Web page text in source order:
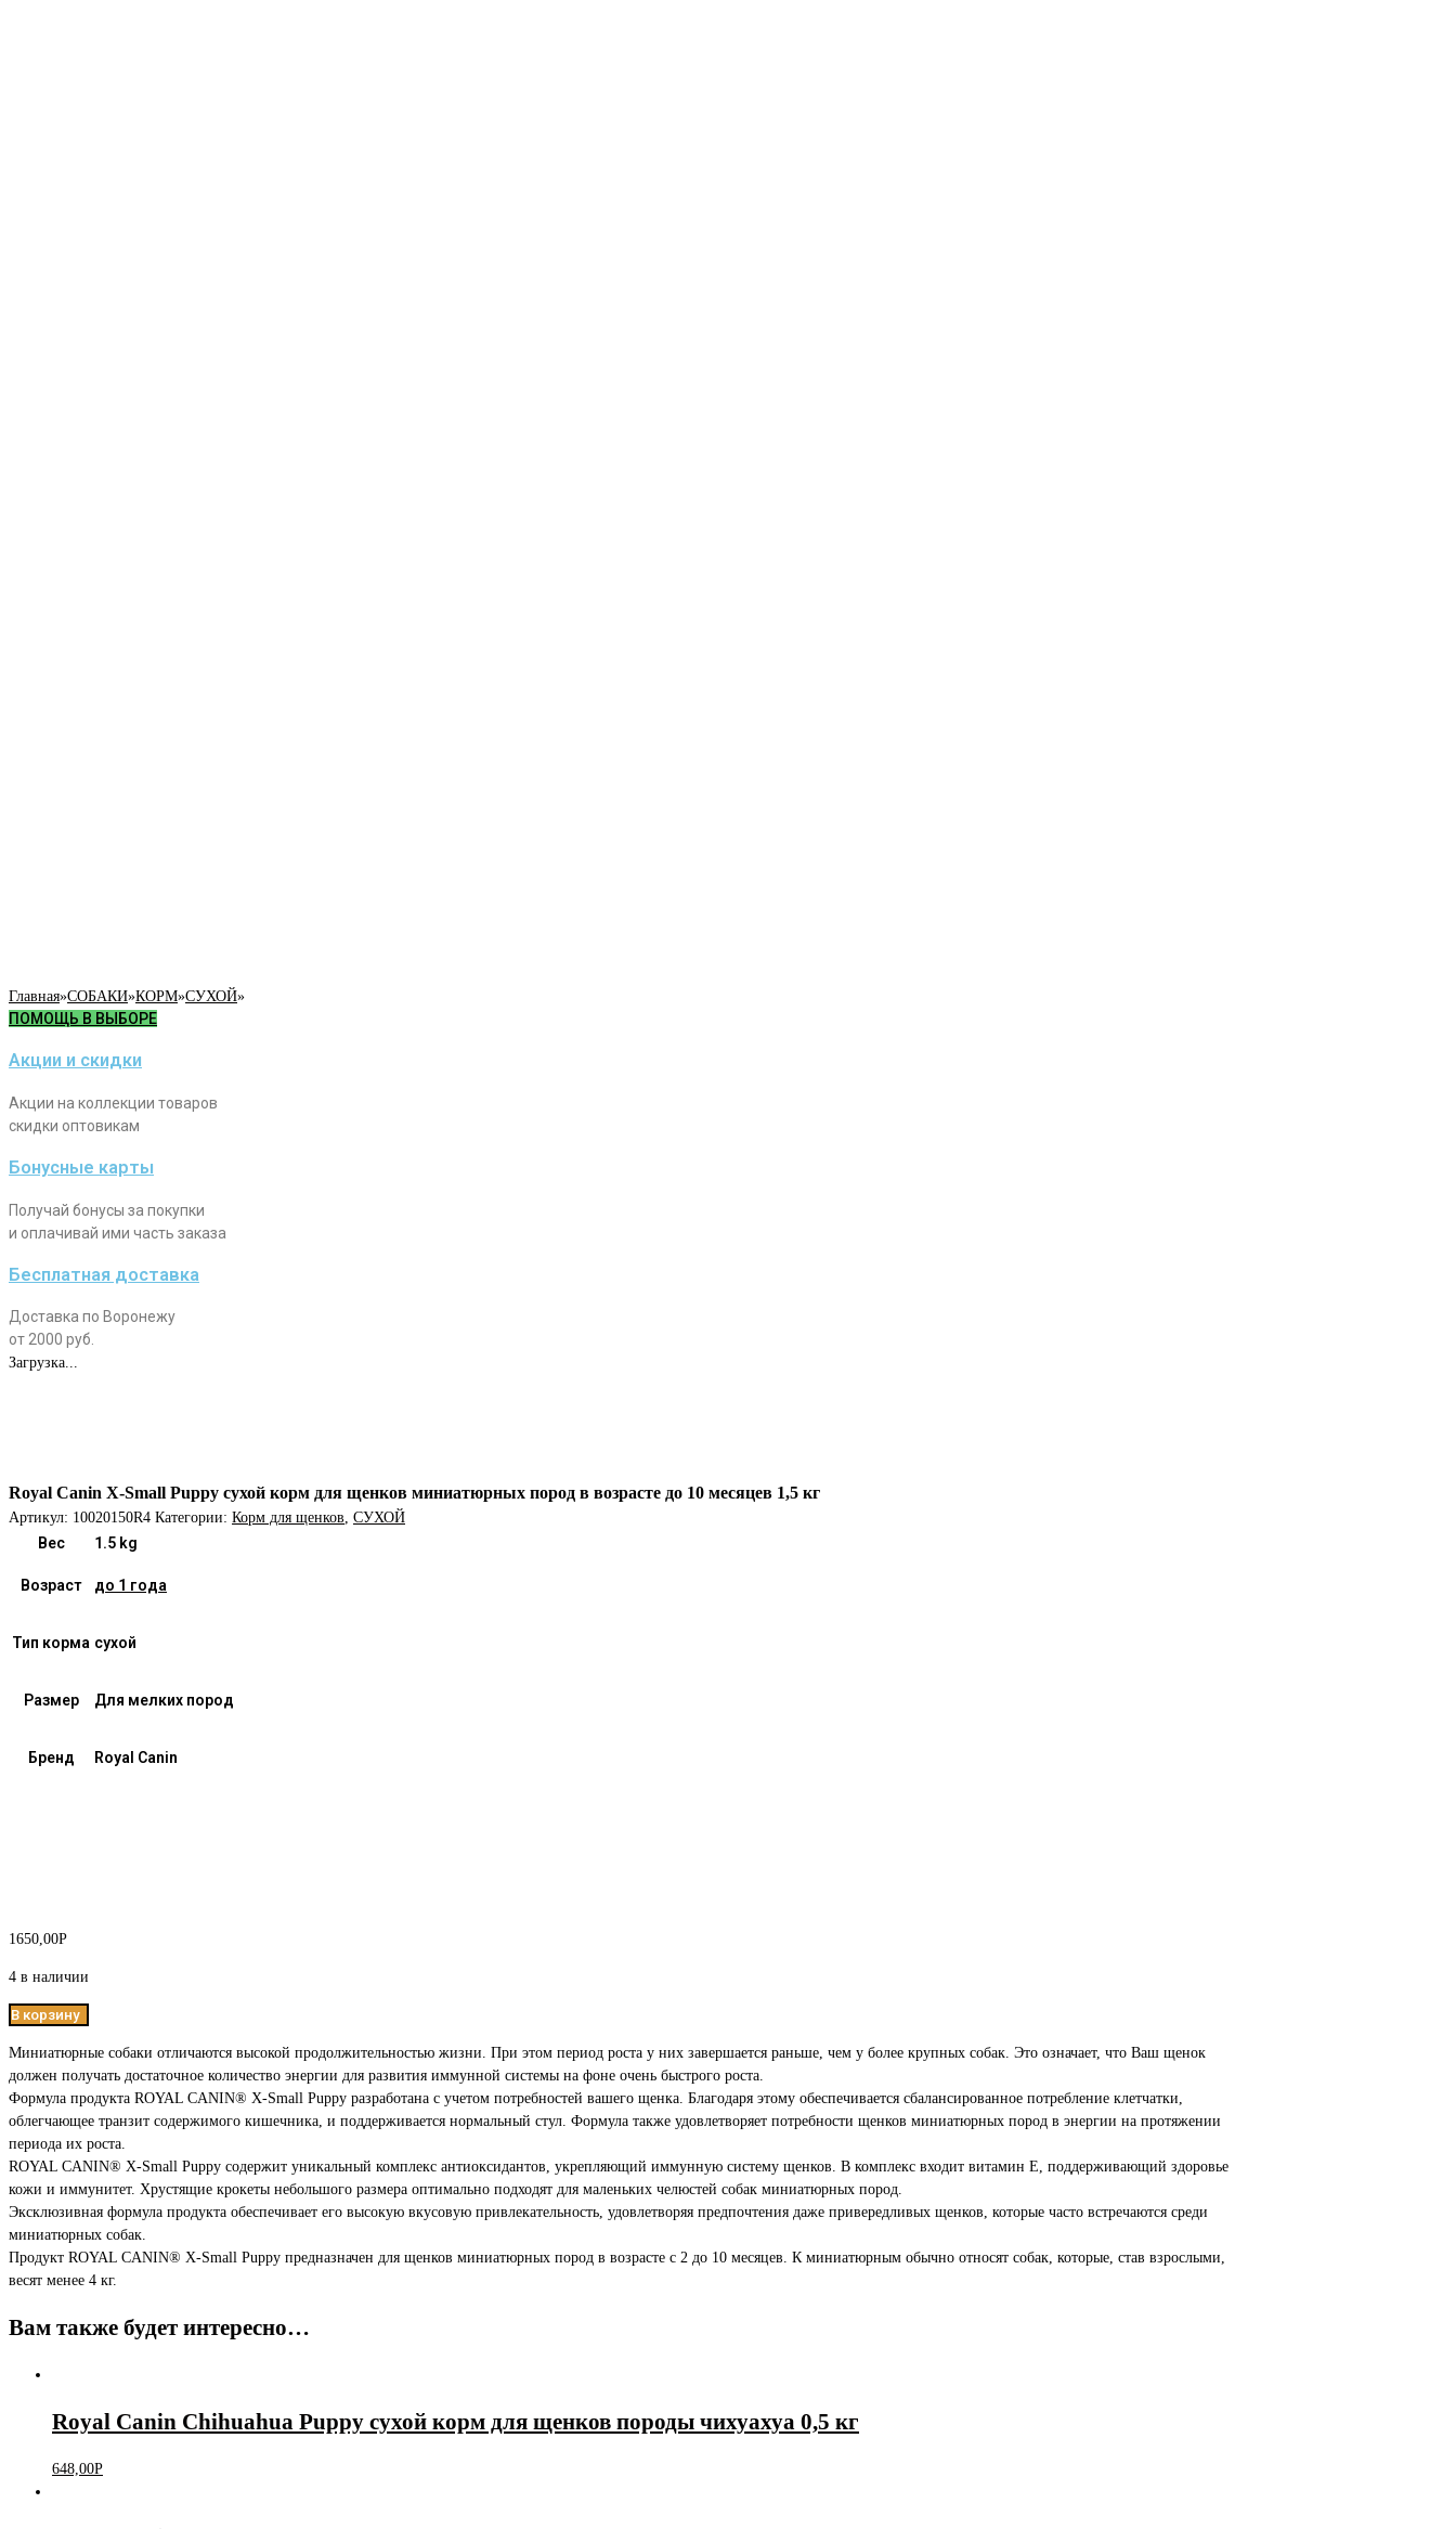
Главная»СОБАКИ»КОРМ»СУХОЙ»
ПОМОЩЬ В ВЫБОРЕ
Акции и скидки
Акции на коллекции товаров
скидки оптовикам
Бонусные карты
Получай бонусы за покупки
и оплачивай ими часть заказа
Бесплатная доставка
Доставка по Воронежу
от 2000 руб.
Загрузка...
Royal Canin X-Small Puppy сухой корм для щенков миниатюрных пород в возрасте до 10 месяцев 1,5 кг
Артикул: 10020150R4 Категории: Корм для щенков, СУХОЙ
Вес 1.5 kg
Возраст до 1 года
Тип корма сухой
Размер Для мелких пород
Бренд Royal Canin
1650,00Р
4 в наличии
В корзину
Миниатюрные собаки отличаются высокой продолжительностью жизни. При этом период роста у них завершается раньше, чем у более крупных собак. Это означает, что Ваш щенок
должен получать достаточное количество энергии для развития иммунной системы на фоне очень быстрого роста.
Формула продукта ROYAL CANIN® X-Small Puppy разработана с учетом потребностей вашего щенка. Благодаря этому обеспечивается сбалансированное потребление клетчатки,
облегчающее транзит содержимого кишечника, и поддерживается нормальный стул. Формула также удовлетворяет потребности щенков миниатюрных пород в энергии на протяжении
периода их роста.
ROYAL CANIN® X-Small Puppy содержит уникальный комплекс антиоксидантов, укрепляющий иммунную систему щенков. В комплекс входит витамин E, поддерживающий здоровье
кожи и иммунитет. Хрустящие крокеты небольшого размера оптимально подходят для маленьких челюстей собак миниатюрных пород.
Эксклюзивная формула продукта обеспечивает его высокую вкусовую привлекательность, удовлетворяя предпочтения даже привередливых щенков, которые часто встречаются среди
миниатюрных собак.
Продукт ROYAL CANIN® X-Small Puppy предназначен для щенков миниатюрных пород в возрасте с 2 до 10 месяцев. К миниатюрным обычно относят собак, которые, став взрослыми,
весят менее 4 кг.
Вам также будет интересно…
Royal Canin Chihuahua Puppy сухой корм для щенков породы чихуахуа 0,5 кг
648,00Р